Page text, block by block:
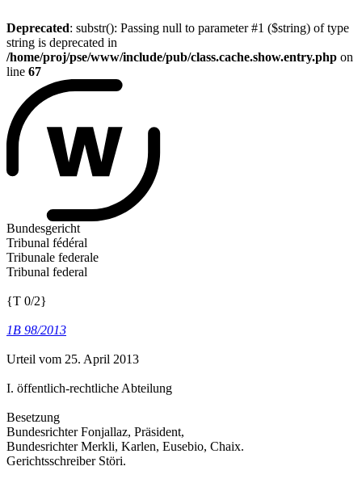
Deprecated: substr(): Passing null to parameter #1 ($string) of type
string is deprecated in
/home/proj/pse/www/include/pub/class.cache.show.entry.php on
line 67
Bundesgericht
Tribunal fédéral
Tribunale federale
Tribunal federal
{T 0/2}
1B 98/2013
Urteil vom 25. April 2013
I. öffentlich-rechtliche Abteilung
Besetzung
Bundesrichter Fonjallaz, Präsident,
Bundesrichter Merkli, Karlen, Eusebio, Chaix.
Gerichtsschreiber Störi.